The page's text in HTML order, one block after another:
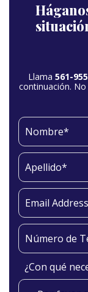
Llama 561-
continuación.
¿Con qué